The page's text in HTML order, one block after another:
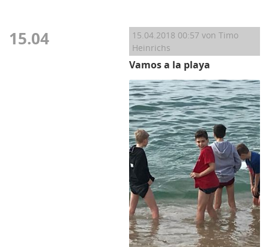
15.04 15.04.2018 00:57 von Timo
Heinrichs
Vamos a la playa